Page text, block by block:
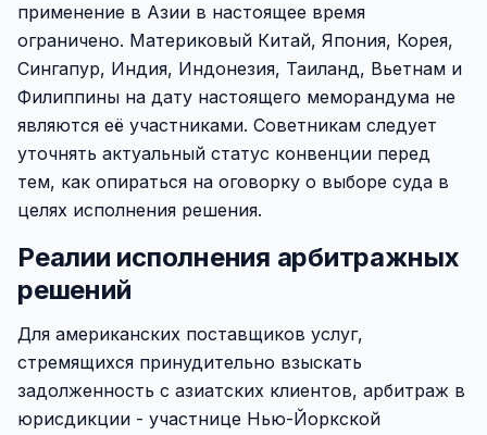
применение в Азии в настоящее время
ограничено. Материковый Китай, Япония, Корея,
Сингапур, Индия, Индонезия, Таиланд, Вьетнам и
Филиппины на дату настоящего меморандума не
являются её участниками. Советникам следует
уточнять актуальный статус конвенции перед
тем, как опираться на оговорку о выборе суда в
целях исполнения решения.
Реалии исполнения арбитражных
решений
Для американских поставщиков услуг,
стремящихся принудительно взыскать
задолженность с азиатских клиентов, арбитраж в
юрисдикции - участнице Нью-Йоркской